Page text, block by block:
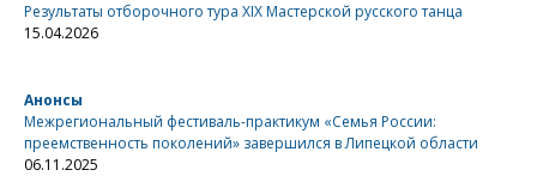
Результаты отборочного тура XIX Мастерской русского танца
15.04.2026
Анонсы
Межрегиональный фестиваль-практикум «Семья России:
преемственность поколений» завершился в Липецкой области
06.11.2025